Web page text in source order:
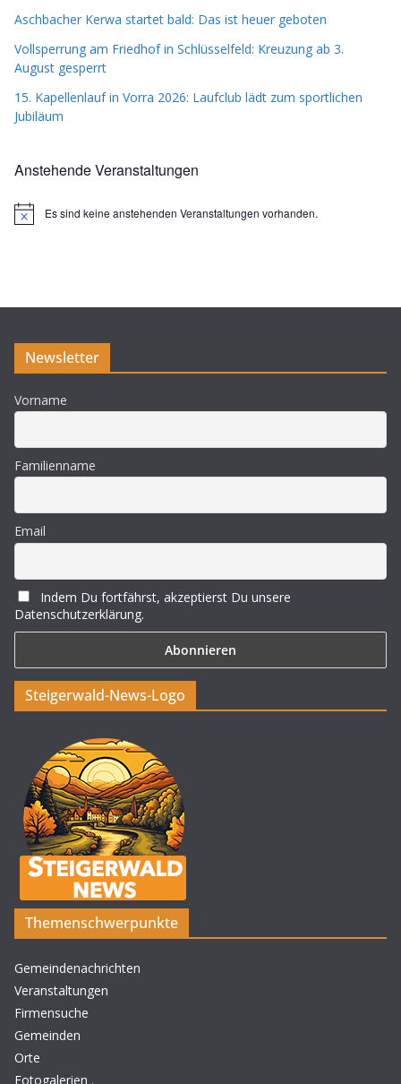
Aschbacher Kerwa startet bald: Das ist heuer geboten
Vollsperrung am Friedhof in Schlüsselfeld: Kreuzung ab 3.
August gesperrt
15. Kapellenlauf in Vorra 2026: Laufclub lädt zum sportlichen
Jubiläum
Anstehende Veranstaltungen
H
s
Es sind keine anstehenden Veranstaltungen vorhanden.
Newsletter
Vorname
Familienname
Email
Indem Du fortfährst, akzeptierst Du unsere
Datenschutzerklärung.
Steigerwald-News-Logo
Themenschwerpunkte
Gemeindenachrichten
Veranstaltungen
Firmensuche
Gemeinden
Orte
Fotogalerien .